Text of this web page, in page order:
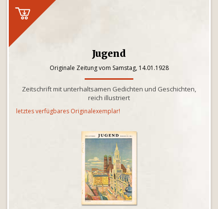
Jugend
Originale Zeitung vom Samstag, 14.01.1928
Zeitschrift mit unterhaltsamen Gedichten und Geschichten,
reich illustriert
letztes verfügbares Originalexemplar!